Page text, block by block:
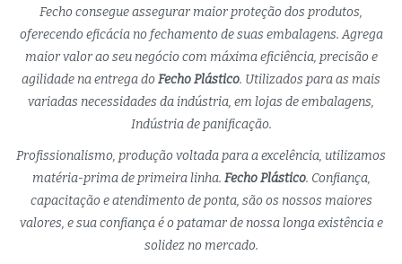
Fecho consegue assegurar maior proteção dos produtos,
oferecendo eficácia no fechamento de suas embalagens. Agrega
maior valor ao seu negócio com máxima eficiência, precisão e
agilidade na entrega do Fecho Plástico. Utilizados para as mais
variadas necessidades da indústria, em lojas de embalagens,
Indústria de panificação.
Profissionalismo, produção voltada para a excelência, utilizamos
matéria-prima de primeira linha. Fecho Plástico. Confiança,
capacitação e atendimento de ponta, são os nossos maiores
valores, e sua confiança é o patamar de nossa longa existência e
solidez no mercado.